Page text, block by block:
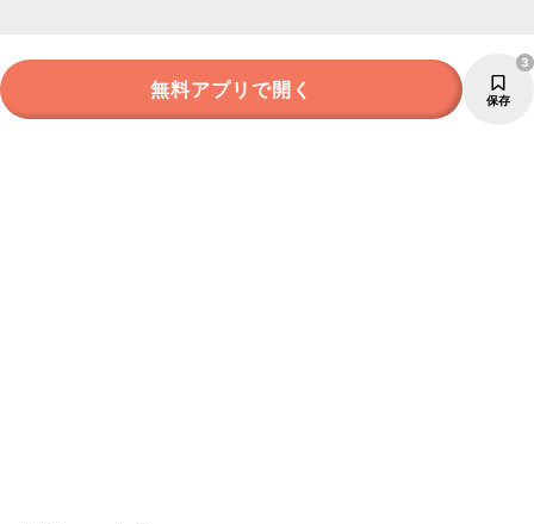
無料アプリで開く 保存
3